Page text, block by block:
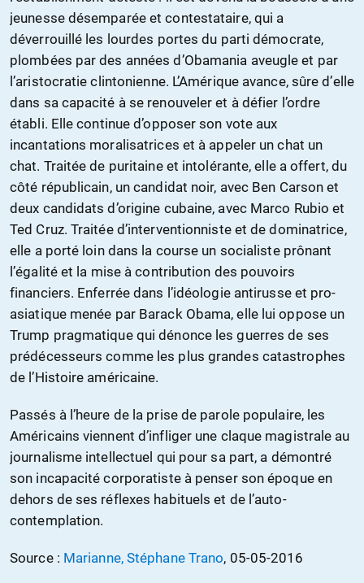
jeunesse désemparée et contestataire, qui a
déverrouillé les lourdes portes du parti démocrate,
plombées par des années d’Obamania aveugle et par
l’aristocratie clintonienne. L’Amérique avance, sûre d’elle
dans sa capacité à se renouveler et à défier l’ordre
établi. Elle continue d’opposer son vote aux
incantations moralisatrices et à appeler un chat un
chat. Traitée de puritaine et intolérante, elle a offert, du
côté républicain, un candidat noir, avec Ben Carson et
deux candidats d’origine cubaine, avec Marco Rubio et
Ted Cruz. Traitée d’interventionniste et de dominatrice,
elle a porté loin dans la course un socialiste prônant
l’égalité et la mise à contribution des pouvoirs
financiers. Enferrée dans l’idéologie antirusse et pro-
asiatique menée par Barack Obama, elle lui oppose un
Trump pragmatique qui dénonce les guerres de ses
prédécesseurs comme les plus grandes catastrophes
de l’Histoire américaine.
Passés à l’heure de la prise de parole populaire, les
Américains viennent d’infliger une claque magistrale au
journalisme intellectuel qui pour sa part, a démontré
son incapacité corporatiste à penser son époque en
dehors de ses réflexes habituels et de l’auto-
contemplation.
Source : Marianne, Stéphane Trano, 05-05-2016